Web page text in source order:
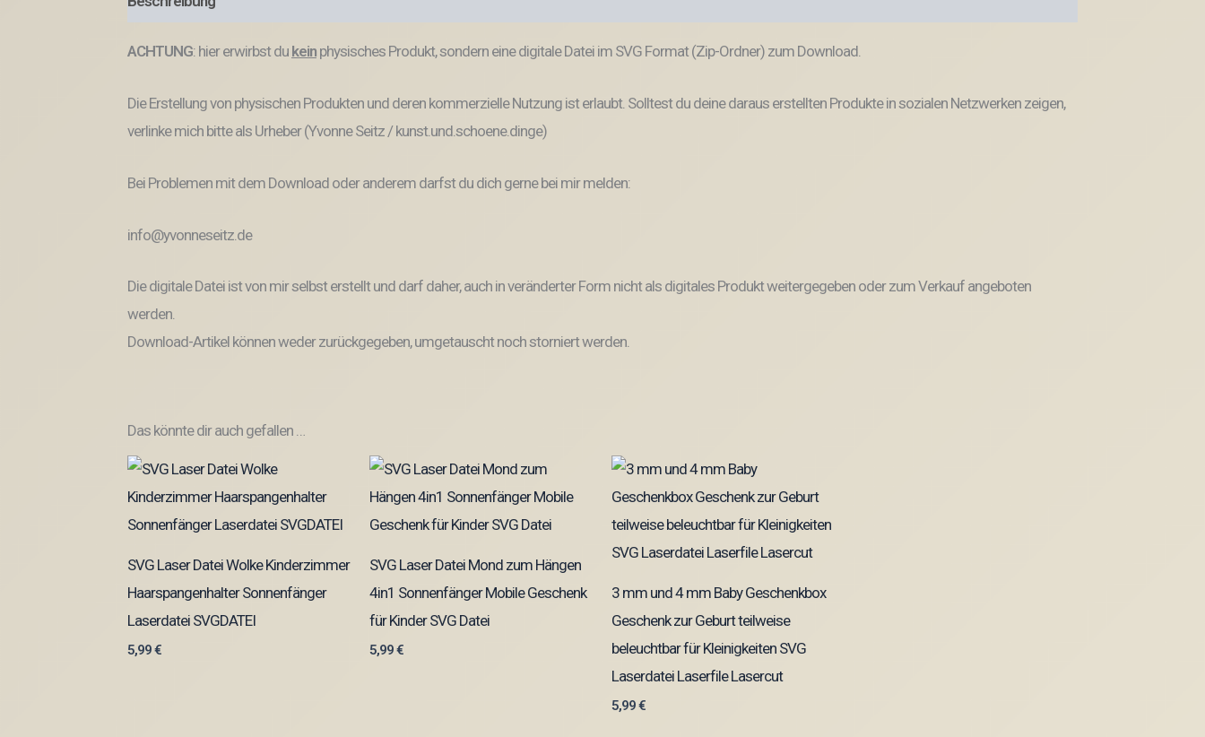
ACHTUNG: hier erwirbst du kein physisches Produkt, sondern eine digitale Datei im SVG Format (Zip-Ordner) zum Download.
Die Erstellung von physischen Produkten und deren kommerzielle Nutzung ist erlaubt. Solltest du deine daraus erstellten Produkte in sozialen Netzwerken zeigen,
verlinke mich bitte als Urheber (Yvonne Seitz / kunst.und.schoene.dinge)
Bei Problemen mit dem Download oder anderem darfst du dich gerne bei mir melden:
info@yvonneseitz.de
Die digitale Datei ist von mir selbst erstellt und darf daher, auch in veränderter Form nicht als digitales Produkt weitergegeben oder zum Verkauf angeboten
werden.
Download-Artikel können weder zurückgegeben, umgetauscht noch storniert werden.
Das könnte dir auch gefallen …
SVG Laser Datei Wolke Kinderzimmer
Haarspangenhalter Sonnenfänger
Laserdatei SVGDATEI
5,99€
SVG Laser Datei Mond zum Hängen
4in1 Sonnenfänger Mobile Geschenk
für Kinder SVG Datei
5,99€
3 mm und 4 mm Baby Geschenkbox
Geschenk zur Geburt teilweise
beleuchtbar für Kleinigkeiten SVG
Laserdatei Laserfile Lasercut
5,99€